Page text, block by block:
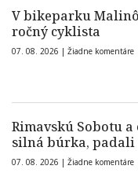
V bikeparku
ročný cyklista
07. 08. 2026 | Žiadne komentáre
Rimavskú Sobotu
silná búrka, padali
07. 08. 2026 | Žiadne komentáre